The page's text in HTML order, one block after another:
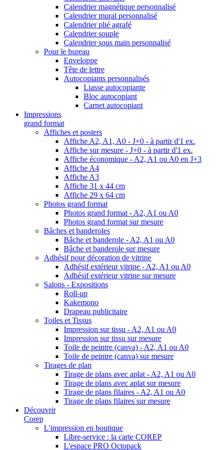
Calendrier magnétique personnalisé
Calendrier mural personnalisé
Calendrier plié agrafé
Calendrier souple
Calendrier sous main personnalisé
Pour le bureau
Enveloppe
Tête de lettre
Autocopiants personnalisés
Liasse autocopiante
Bloc autocopiant
Carnet autocopiant
Impressions
grand format
Affiches et posters
Affiche A2, A1, A0 - J+0 - à partir d'1 ex.
Affiche sur mesure - J+0 - à partir d'1 ex.
Affiche économique - A2, A1 ou A0 en J+3
Affiche A4
Affiche A3
Affiche 31 x 44 cm
Affiche 29 x 64 cm
Photos grand format
Photos grand format - A2, A1 ou A0
Photos grand format sur mesure
Bâches et banderoles
Bâche et banderole - A2, A1 ou A0
Bâche et banderole sur mesure
Adhésif pour décoration de vitrine
Adhésif extérieur vitrine - A2, A1 ou A0
Adhésif extérieur vitrine sur mesure
Salons - Expositions
Roll-up
Kakemono
Drapeau publicitaire
Toiles et Tissus
Impression sur tissu - A2, A1 ou A0
Impression sur tissu sur mesure
Toile de peintre (canva) - A2, A1 ou A0
Toile de peintre (canva) sur mesure
Tirages de plan
Tirage de plans avec aplat - A2, A1 ou A0
Tirage de plans avec aplat sur mesure
Tirage de plans filaires - A2, A1 ou A0
Tirage de plans filaires sur mesure
Découvrir
Corep
L'impression en boutique
Libre-service : la carte COREP
L'espace PRO Octopack